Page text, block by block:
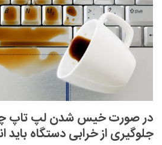
در صورت خیس شدن لپ تاپ چه
جلوگیری از خرابی دستگاه باید